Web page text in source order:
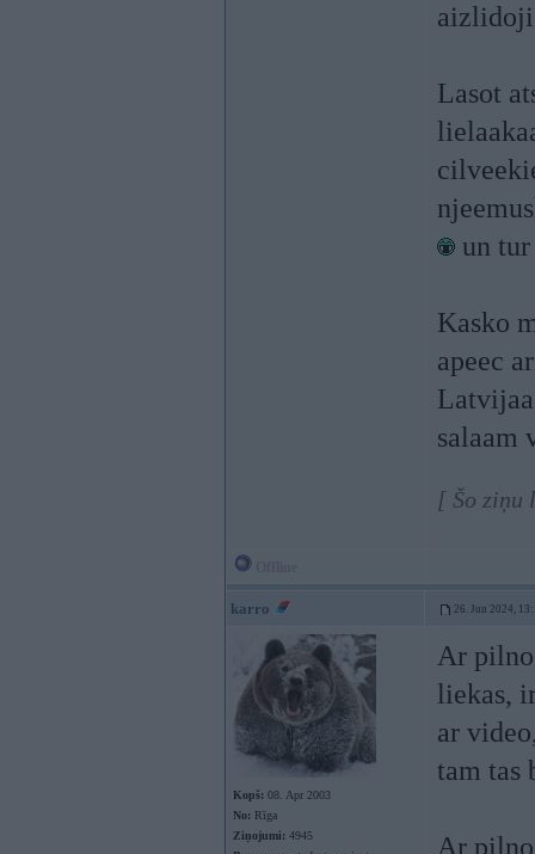
Lasot
un
Kasko
apeec
Latvijaa
salaam
[ Šo ziņu
karro 26. Jun 2024,
Kopš: 08. Apr 2003
No: Rīga
Ziņojumi: 4945
Ar
liekas,
ar
tam tas
Ar